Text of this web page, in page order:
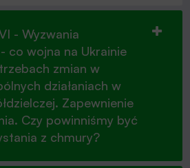
- Wyzwania
co wojna na Ukrainie
zmian w
działaniach w
Zapewnienie
Czy powinniśmy być
z chmury?